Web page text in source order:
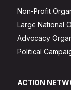
Non-Profit
Large National
Advocacy
Political
ACTION